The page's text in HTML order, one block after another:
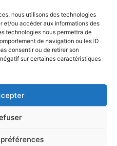
nous utilisons des technologies
et/ou accéder aux informations des
technologies nous permettra de
de navigation ou les ID
consentir ou de retirer son
sur certaines caractéristiques
h
h
17 h
LA BOTZACHE
Mazembroz
220 41 69
d'accès